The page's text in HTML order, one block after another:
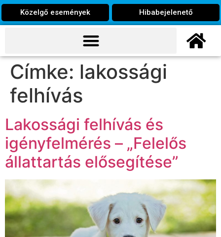
Közelgő események Hibabejelenető
Címke: lakossági
felhívás
Lakossági felhívás és
igényfelmérés – „Felelős
állattartás elősegítése”